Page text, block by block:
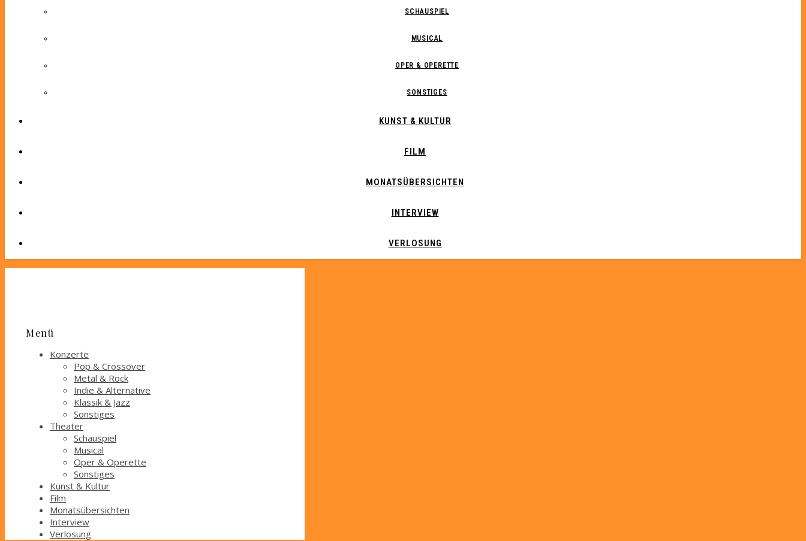
SCHAUSPIEL
MUSICAL
OPER & OPERETTE
SONSTIGES
KUNST & KULTUR
FILM
MONATSÜBERSICHTEN
INTERVIEW
VERLOSUNG
Menü
Konzerte
Pop & Crossover
Metal & Rock
Indie & Alternative
Klassik & Jazz
Sonstiges
Theater
Schauspiel
Musical
Oper & Operette
Sonstiges
Kunst & Kultur
Film
Monatsübersichten
Interview
Verlosung